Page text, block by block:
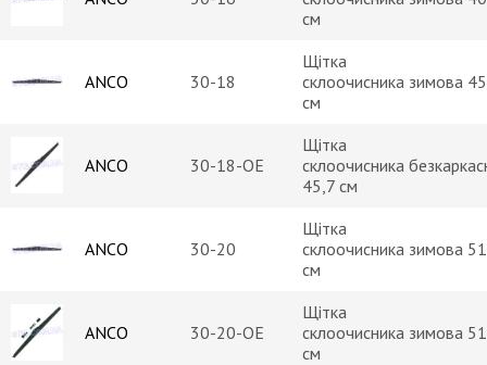
см
ANCO 30-18
Щітка
склоочисника зимова
см
ANCO 30-18-OE
Щітка
склоочисника
45,7 см
ANCO 30-20
Щітка
склоочисника зимова 51
см
ANCO 30-20-OE
Щітка
склоочисника зимова 51
см